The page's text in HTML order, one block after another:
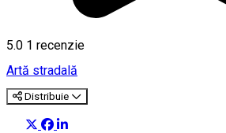
5.0 1 recenzie
Artă stradală
Distribuie